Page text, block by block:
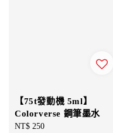
【75t發動機 5ml】
Colorverse 鋼筆墨水
Regular
NT$ 250